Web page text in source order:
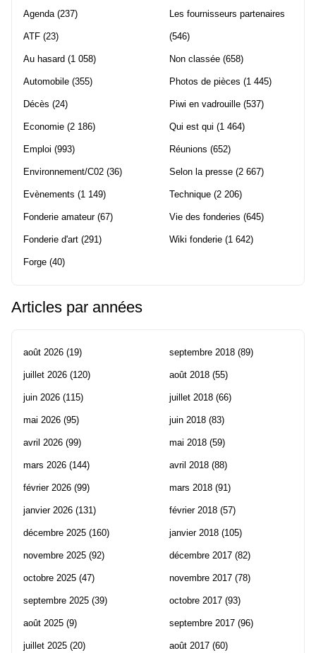
Agenda(237)
ATF (23)
Au hasard (1 058)
Automobile (355)
Décès (24)
Economie (2 186)
Emploi (993)
Environnement/C02 (36)
Evènements (1 149)
Fonderie amateur(67)
Fonderie d'art (291)
Forge (40)
Les fournisseurs partenaires
(546)
Non classée (658)
Photos de pièces (1 445)
Piwi en vadrouille (537)
Qui est qui (1 464)
Réunions (652)
Selon la presse (2 667)
Technique (2 206)
Vie des fonderies (645)
Wiki fonderie (1 642)
Articles par années
août 2026 (19)
juillet 2026 (120)
juin 2026 (115)
mai 2026 (95)
avril 2026 (99)
mars 2026 (144)
février 2026 (99)
janvier 2026 (131)
décembre 2025 (160)
novembre 2025 (92)
octobre 2025 (47)
septembre 2025 (39)
août 2025 (9)
juillet 2025 (20)
septembre 2018 (89)
août 2018 (55)
juillet 2018 (66)
juin 2018 (83)
mai 2018 (59)
avril 2018 (88)
mars 2018 (91)
février 2018 (57)
janvier 2018 (105)
décembre 2017 (82)
novembre 2017 (78)
octobre 2017 (93)
septembre 2017 (96)
août 2017 (60)